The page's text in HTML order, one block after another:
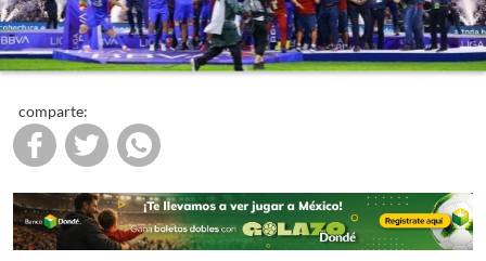
comparte: